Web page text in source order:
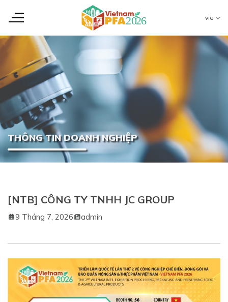
đến
dung
vie
THÔNG TIN DOANH NGHIỆP
[NTB] CÔNG TY TNHH JC GROUP
9 Tháng 7, 2026 admin